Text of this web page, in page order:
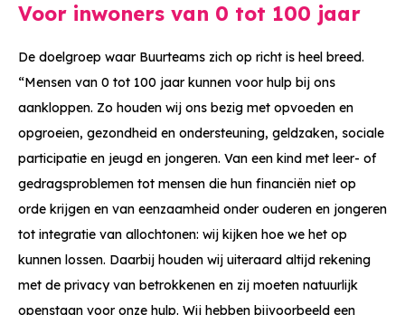
Voor inwoners van 0 tot 100 jaar
De doelgroep waar Buurteams zich op richt is heel breed.
“Mensen van 0 tot 100 jaar kunnen voor hulp bij ons
aankloppen. Zo houden wij ons bezig met opvoeden en
opgroeien, gezondheid en ondersteuning, geldzaken, sociale
participatie en jeugd en jongeren. Van een kind met leer- of
gedrags­problemen tot mensen die hun financiën niet op
orde krijgen en van eenzaamheid onder ouderen en jongeren
tot integratie van allochtonen: wij kijken hoe we het op
kunnen lossen. Daarbij houden wij uiteraard altijd rekening
met de privacy van betrokkenen en zij moeten natuurlijk
openstaan voor onze hulp. Wij hebben bijvoorbeeld een